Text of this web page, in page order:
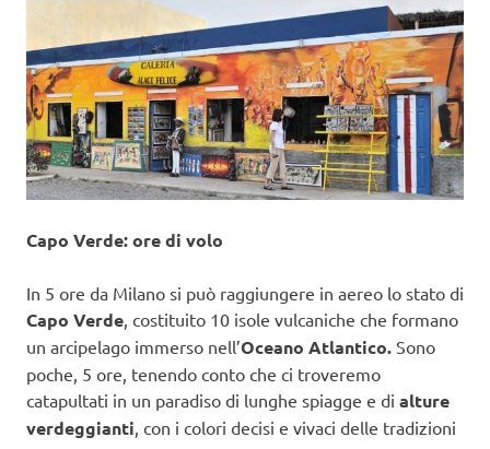
Capo Verde: ore di volo
In 5 ore da Milano si può raggiungere in aereo lo stato di
Capo Verde, costituito 10 isole vulcaniche che formano
un arcipelago immerso nell’Oceano Atlantico. Sono
poche, 5 ore, tenendo conto che ci troveremo
catapultati in un paradiso di lunghe spiagge e di alture
verdeggianti, con i colori decisi e vivaci delle tradizioni